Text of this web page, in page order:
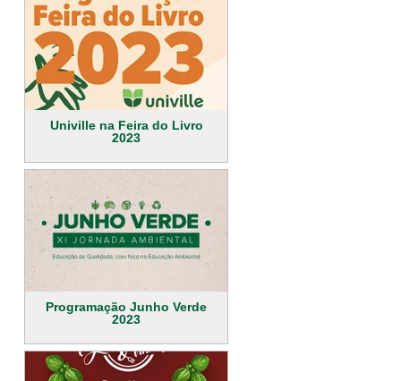
Univille na Feira do Livro
2023
Programação Junho Verde
2023